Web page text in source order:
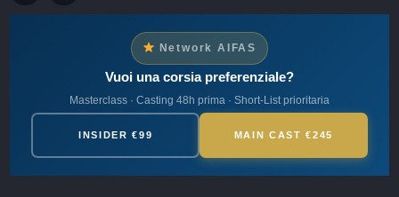
Network AIFAS
Vuoi una corsia preferenziale?
Masterclass · Casting 48h prima · Short-List prioritaria
INSIDER €99 MAIN CAST €245